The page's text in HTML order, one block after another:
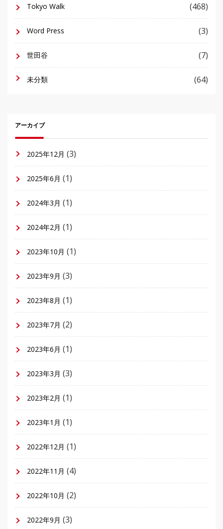
Tokyo Walk (468)
Word Press (3)
世田谷 (7)
未分類 (64)
アーカイブ
2025年12月 (3)
2025年6月 (1)
2024年3月 (1)
2024年2月 (1)
2023年10月 (1)
2023年9月 (3)
2023年8月 (1)
2023年7月 (2)
2023年6月 (1)
2023年3月 (3)
2023年2月 (1)
2023年1月 (1)
2022年12月 (1)
2022年11月 (4)
2022年10月 (2)
2022年9月 (3)